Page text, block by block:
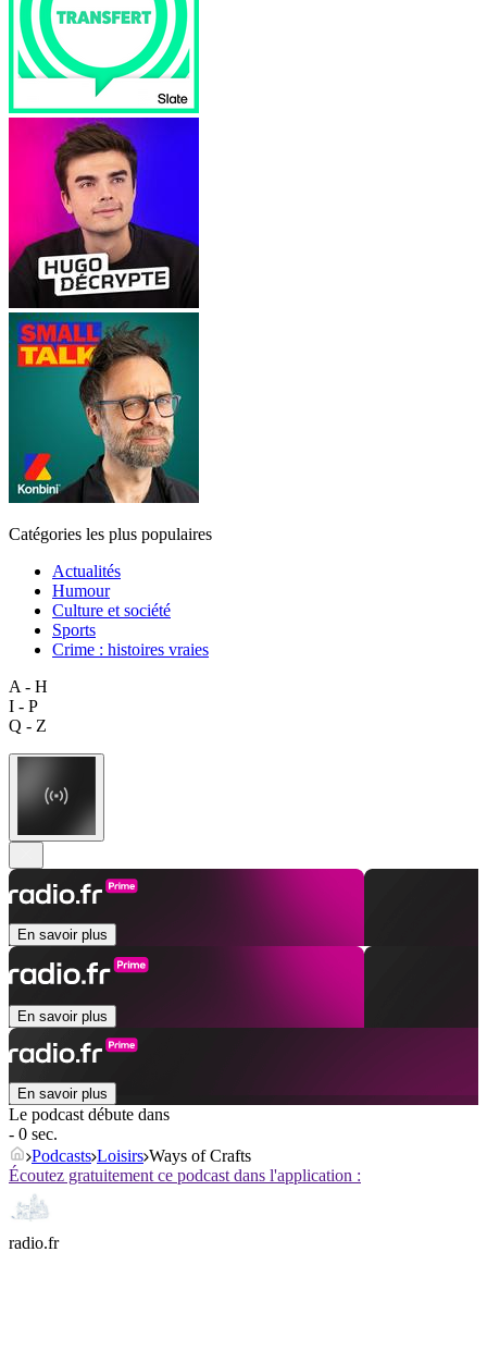
Catégories les plus populaires
Actualités
Humour
Culture et société
Sports
Crime : histoires vraies
A - H
I - P
Q - Z
En savoir plus
En savoir plus
En savoir plus
Le podcast débute dans
- 0 sec.
Podcasts Loisirs Ways of Crafts
Écoutez gratuitement ce podcast dans l'application :
radio.fr